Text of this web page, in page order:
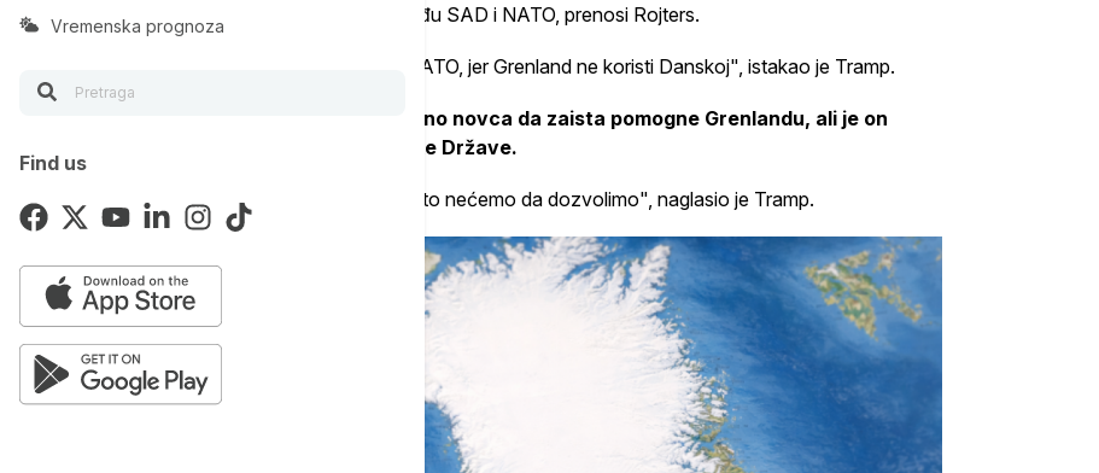
Vremenska prognoza
Find us
spor oko Grenlanda narušio odnose između SAD i NATO, prenosi Rojters.
"To je ono što je narušilo moj odnos sa NATO, jer Grenland ne koristi Danskoj", istakao je Tramp.
Kako je rekao, Danska ne ulaže dovoljno novca da zaista pomogne Grenlandu, ali je on
izuzetno važan za Sjedinjene Američke Države.
"Okružen je kineskim i ruskim brodovima i to nećemo da dozvolimo", naglasio je Tramp.